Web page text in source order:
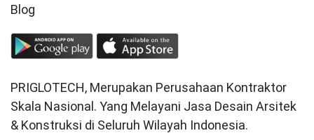
Blog
PRIGLOTECH, Merupakan Perusahaan Kontraktor
Skala Nasional. Yang Melayani Jasa Desain Arsitek
& Konstruksi di Seluruh Wilayah Indonesia.